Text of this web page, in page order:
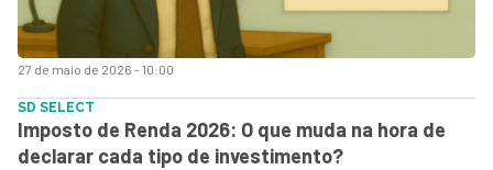
27 de maio de 2026 - 10:00
SD SELECT
Imposto de Renda 2026: O que muda na hora de
declarar cada tipo de investimento?